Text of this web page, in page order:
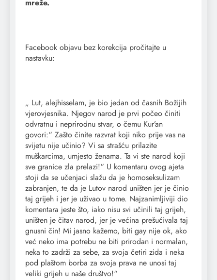
mreže.
Facebook objavu bez korekcija pročitajte u
nastavku:
„ Lut, alejhisselam, je bio jedan od časnih Božijih
vjerovjesnika. Njegov narod je prvi počeo činiti
odvratnu i neprirodnu stvar, o čemu Kur’an
govori:“ Zašto činite razvrat koji niko prije vas na
svijetu nije učinio? Vi sa strašću prilazite
muškarcima, umjesto ženama. Ta vi ste narod koji
sve granice zla prelazi!“ U komentaru ovog ajeta
stoji da se učenjaci slažu da je homoseksulizam
zabranjen, te da je Lutov narod uništen jer je činio
taj grijeh i jer je uživao u tome. Najzanimljiviji dio
komentara jeste što, iako nisu svi učinili taj grijeh,
uništen je čitav narod, jer je većina prešućivala taj
gnusni čin! Mi jasno kažemo, biti gay nije ok, ako
već neko ima potrebu ne biti prirodan i normalan,
neka to zadrži za sebe, za svoja četiri zida i neka
pod plaštom borba za svoja prava ne unosi taj
veliki grijeh u naše društvo!“